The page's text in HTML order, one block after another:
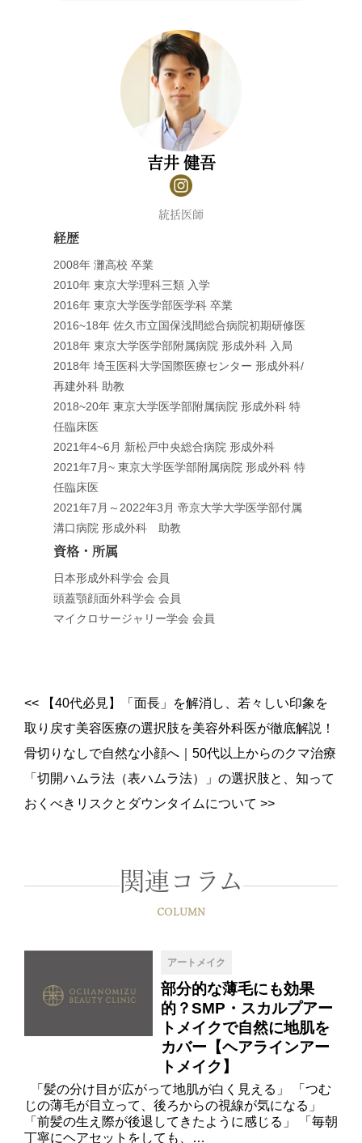
吉井 健吾
統括医師
経歴
2008年 灘高校 卒業
2010年 東京大学理科三類 入学
2016年 東京大学医学部医学科 卒業
2016~18年 佐久市立国保浅間総合病院初期研修医
2018年 東京大学医学部附属病院 形成外科 入局
2018年 埼玉医科大学国際医療センター 形成外科/
再建外科 助教
2018~20年 東京大学医学部附属病院 形成外科 特
任臨床医
2021年4~6月 新松戸中央総合病院 形成外科
2021年7月~ 東京大学医学部附属病院 形成外科 特
任臨床医
2021年7月～2022年3月 帝京大学大学医学部付属
溝口病院 形成外科 助教
資格・所属
日本形成外科学会 会員
頭蓋顎顔面外科学会 会員
マイクロサージャリー学会 会員
<<【40代必見】「面長」を解消し、若々しい印象を
取り戻す美容医療の選択肢を美容外科医が徹底解説！
骨切りなしで自然な小顔へ｜ 50代以上からのクマ治療
「切開ハムラ法（表ハムラ法）」の選択肢と、知って
おくべきリスクとダウンタイムについて >>
関連コラム
COLUMN
アートメイク
部分的な薄毛にも効果
的？SMP・スカルプアー
トメイクで自然に地肌を
カバー【ヘアラインアー
トメイク】
「髪の分け目が広がって地肌が白く見える」 「つむ
じの薄毛が目立って、後ろからの視線が気になる」
「前髪の生え際が後退してきたように感じる」 「毎朝
丁寧にヘアセットをしても、…